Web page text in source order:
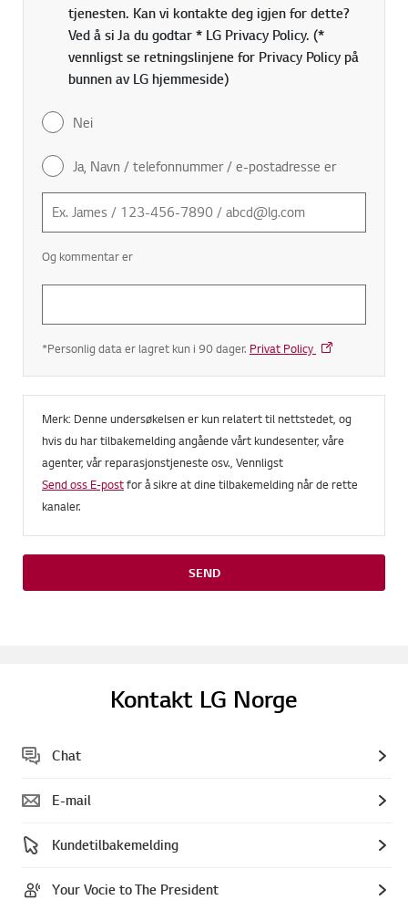
tjenesten. Kan vi kontakte deg igjen for dette?
Ved å si Ja du godtar * LG Privacy Policy. (*
vennligst se retningslinjene for Privacy Policy på
bunnen av LG hjemmeside)
Nei
Ja, Navn / telefonnummer / e-postadresse er
Og kommentar er
*Personlig data er lagret kun i 90 dager. Privat Policy
Merk: Denne undersøkelsen er kun relatert til nettstedet, og
hvis du har tilbakemelding angående vårt kundesenter, våre
agenter, vår reparasjonstjeneste osv., Vennligst
Send oss E-postfor å sikre at dine tilbakemelding når de rette
kanaler.
SEND
Kontakt LG Norge
Chat
E-mail
Kundetilbakemelding
Your Vocie to The President